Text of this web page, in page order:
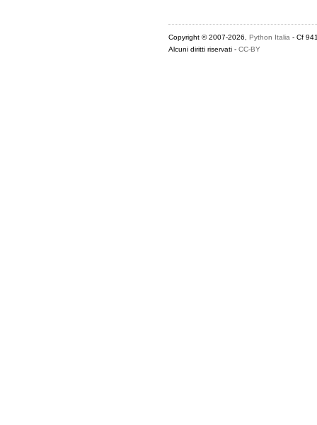
Copyright © 2007-2026, Python Italia- Cf
Alcuni diritti riservati - CC-BY